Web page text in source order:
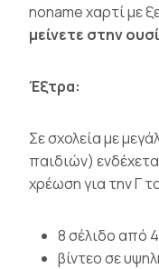
noname χαρτί με
μείνετε στην
Έξτρα:
Σε σχολεία με
παιδιών)
χρέωση για την Γ
8 σέλιδο από
βίντεο σε